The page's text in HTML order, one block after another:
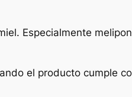
Especialmente
el producto cumple